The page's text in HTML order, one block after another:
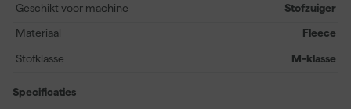
geleverd in een handige blisterverpakking van vijf stuks. Perfect
als stofzak of als uitbreiding op je stofzuiger accessoirecollectie;
Geschikt voor machine Stofzuiger
Materiaal Fleece
Stofklasse M-klasse
Specificaties